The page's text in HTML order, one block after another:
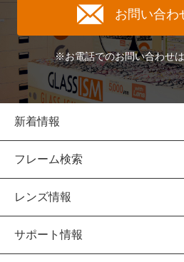
お問い合わ
※お電話でのお問い合わせ
新着情報
フレーム検索
レンズ情報
サポート情報